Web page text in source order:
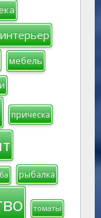
интерьер
мебель
прическа
рыбалка
томаты